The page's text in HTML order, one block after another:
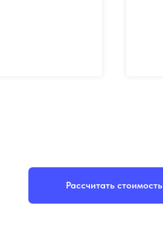
Рассчитать стоимость